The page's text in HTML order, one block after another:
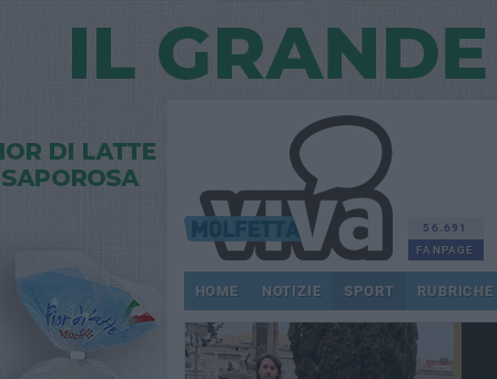
56.691
FANPAGE
HOME NOTIZIE SPORT RUBRICHE